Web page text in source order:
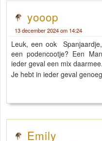
yooop
13 december 2024 om 14:24
Leuk, een ook
een podencootje? Een
ieder geval een mix daarmee.
Je hebt in ieder geval
Emily